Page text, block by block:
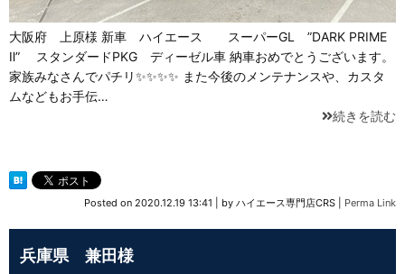
大阪府 上原様 新車 ハイエース スーパーGL ”DARK PRIME
Ⅱ” スタンダードPKG ディーゼル車 納車おめでとうございます。
家族みなさんでパチリ✨✨✨✨ また今後のメンテナンスや、カスタ
ムなどもお手伝…
続きを読む
Posted on 2020.12.19 13:41 by ハイエース専門店CRS Perma Link
兵庫県 兼田様